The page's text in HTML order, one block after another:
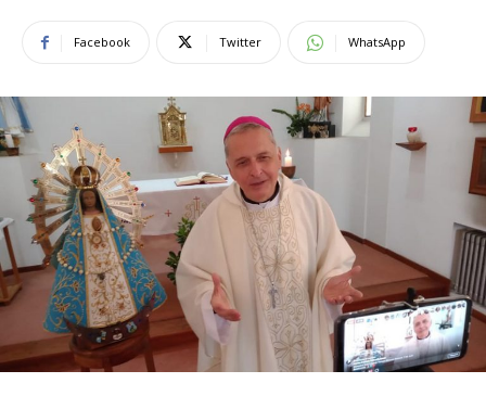
Facebook Twitter WhatsApp